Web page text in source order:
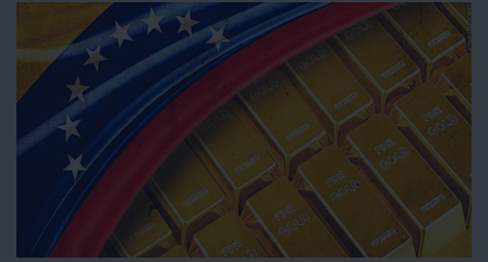
União. Na realidade, o bloco federalista estilhaçou-se e
garantiu à direitista alemã apenas 383 votos dos 747
membros em exercício do Parlamento, o que significa a
deserção de 86 membros da maioria institucional que a
designou: extrema-direita dos Conservadores e
Reformistas (ECR), direita e extrema-direita do Partido
Popular Europeu (PPE), neoliberais assumidos (Europa
Renovada) e Socialistas & Democratas.